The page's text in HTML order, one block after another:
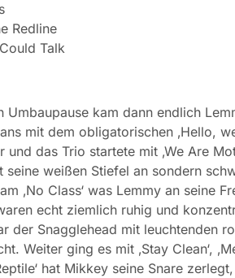
Redline
Talk
Umbaupause kam dann endlich
mit dem obligatorischen ‚Hello,
und das Trio startete mit ‚We Are
seine weißen Stiefel an sondern
‚No Class‘ was Lemmy an seine
echt ziemlich ruhig und
der Snagglehead mit leuchtenden
Weiter ging es mit ‚Stay Clean‘,
hat Mikkey seine Snare